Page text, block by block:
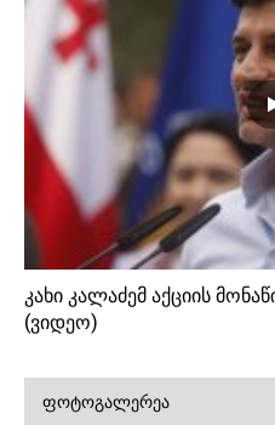
კახი კალაძემ აქციის
(ვიდეო)
ᲤᲝᲢᲝᲒᲐᲚᲔᲠᲔᲐ